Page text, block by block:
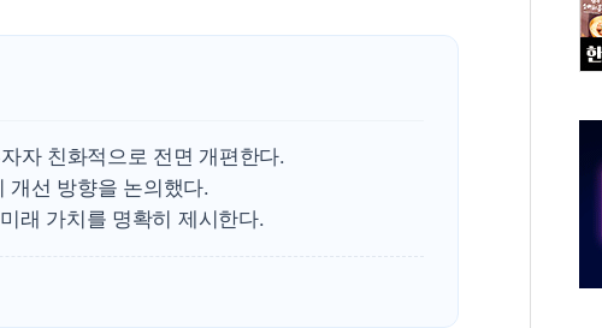
뉴욕증시 개장 전 특징주...아틀라시안·클라우드플레어·태양광주↑
특정 정치인 측근 포항시 정책특보 내정설...포항시 '시끌'
자 친화적으로 전면 개편한다.
개선 방향을 논의했다.
래 가치를 명확히 제시한다.